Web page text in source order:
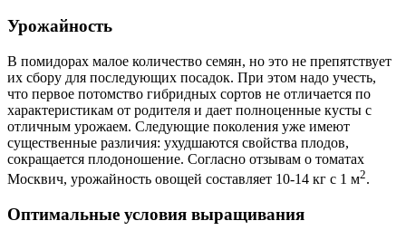
Урожайность
В помидорах малое количество семян, но это не препятствует
их сбору для последующих посадок. При этом надо учесть,
что первое потомство гибридных сортов не отличается по
характеристикам от родителя и дает полноценные кусты с
отличным урожаем. Следующие поколения уже имеют
существенные различия: ухудшаются свойства плодов,
сокращается плодоношение. Согласно отзывам о томатах
Москвич, урожайность овощей составляет 10-14 кг с 1 м2.
Оптимальные условия выращивания